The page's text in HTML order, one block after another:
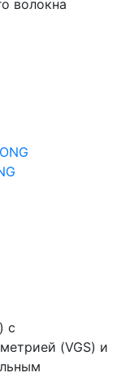
волокна
с
(VGS) и